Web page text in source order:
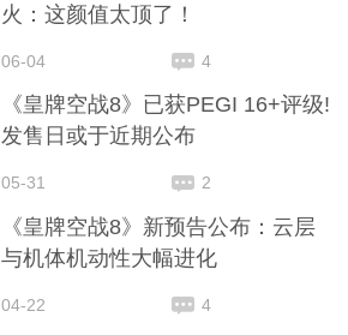
火：这颜值太顶了！
06-04 4
《皇牌空战8》已获PEGI 16+评级!
发售日或于近期公布
05-31 2
《皇牌空战8》新预告公布：云层
与机体机动性大幅进化
04-22 4